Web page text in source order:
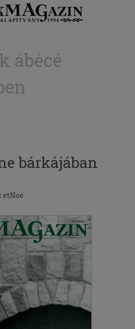
ábécé
bárkájában
etNoé